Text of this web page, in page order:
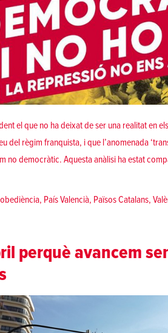
el que no ha deixat de ser una realitat en
del règim franquista, i que l’anomenada
no democràtic. Aquesta anàlisi ha estat
, País Valencià, Països Catalans,
perquè avancem